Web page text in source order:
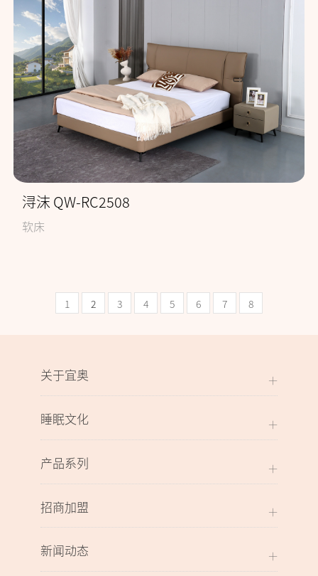
浔沫 QW-RC2508
软床
1 2 3 4 5 6 7 8
关于宜奥
睡眠文化
产品系列
招商加盟
新闻动态